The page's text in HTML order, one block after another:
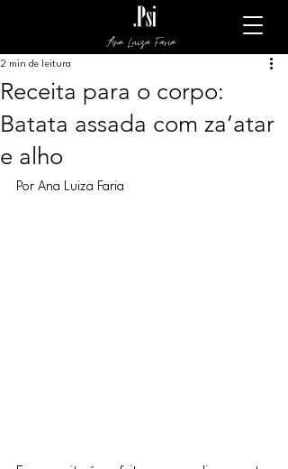
Ana Luiza Faria
Receita para o corpo:
Batata assada com za’atar
e alho
2 min de leitura
Por Ana Luiza Faria